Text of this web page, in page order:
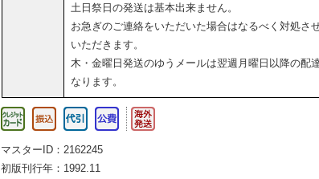
土日祭日の発送は基本出来ません。
お急ぎのご連絡をいただいた場合はなるべく対処さ
いただきます。
木・金曜日発送のゆうメールは翌週月曜日以降の配
なります。
マスターID：2162245
初版刊行年：1992.11